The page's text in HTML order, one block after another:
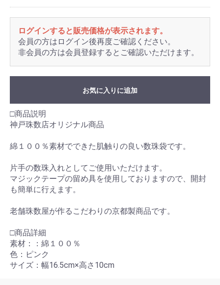
ログインすると販売価格が表示されます。
会員の方はログイン後再度ご確認ください。
非会員の方は会員登録するとご確認いただけます。
お気に入りに追加
□商品説明
神戸珠数店オリジナル商品
綿１００％素材でできた肌触りの良い数珠袋です。
片手の数珠入れとしてご使用いただけます。
マジックテープの留め具を使用しておりますので、開封
も簡単に行えます。
老舗珠数屋が作るこだわりの京都製商品です。
□商品詳細
素材：：綿１００％
色：ピンク
サイズ：幅16.5cm×高さ10cm